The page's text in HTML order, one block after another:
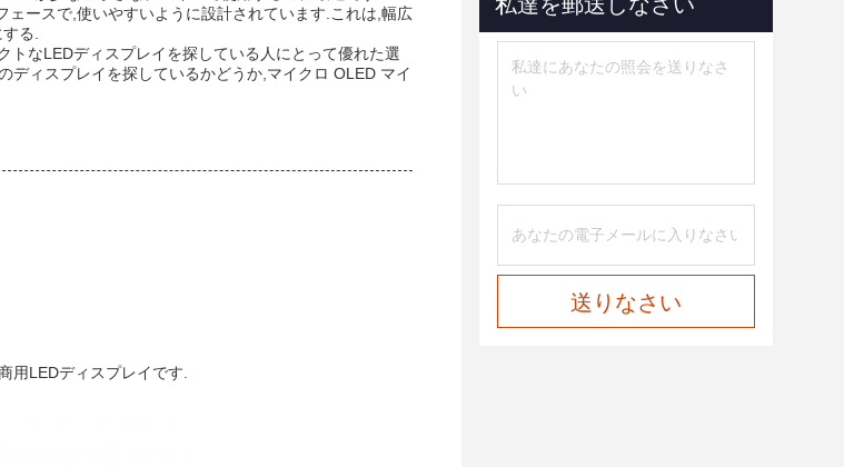
ースで,使いやすいように設計されています.これは,幅広
る.
なLEDディスプレイを探している人にとって優れた選
ィスプレイを探しているかどうか,マイクロ OLED マイ
用LEDディスプレイです.
送りなさい